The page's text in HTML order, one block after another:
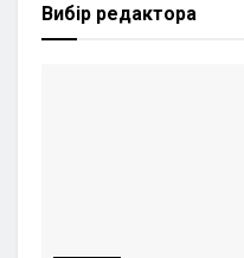
Вибір редактора